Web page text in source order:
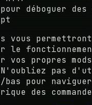
pour déboguer
vous
le
vos propres
N'oubliez pas
pour
des